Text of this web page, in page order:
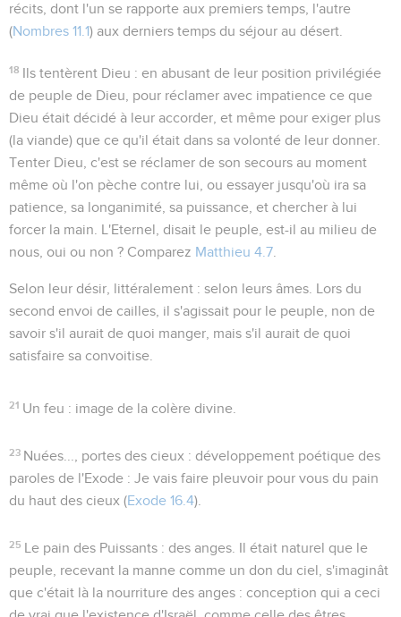
récits, dont l'un se rapporte aux premiers temps, l'autre
(Nombres 11.1) aux derniers temps du séjour au désert.
18 Ils tentèrent Dieu : en abusant de leur position privilégiée
de peuple de Dieu, pour réclamer avec impatience ce que
Dieu était décidé à leur accorder, et même pour exiger plus
(la viande) que ce qu'il était dans sa volonté de leur donner.
Tenter Dieu, c'est se réclamer de son secours au moment
même où l'on pèche contre lui, ou essayer jusqu'où ira sa
patience, sa longanimité, sa puissance, et chercher à lui
forcer la main. L'Eternel , disait le peuple, est-il au milieu de
nous, oui ou non ? Comparez Matthieu 4.7
Selon leur désir , littéralement : selon leurs âmes . Lors du
second envoi de cailles, il s'agissait pour le peuple, non de
savoir s'il aurait de quoi manger, mais s'il aurait de quoi
satisfaire sa convoitise.
21 Un feu : image de la colère divine.
23 Nuées..., portes des cieux : développement poétique des
paroles de l'Exode : Je vais faire pleuvoir pour vous du pain
du haut des cieux (Exode 16.4).
25 Le pain des Puissants : des anges. Il était naturel que le
peuple, recevant la manne comme un don du ciel, s'imaginât
que c'était là la nourriture des anges : conception qui a ceci